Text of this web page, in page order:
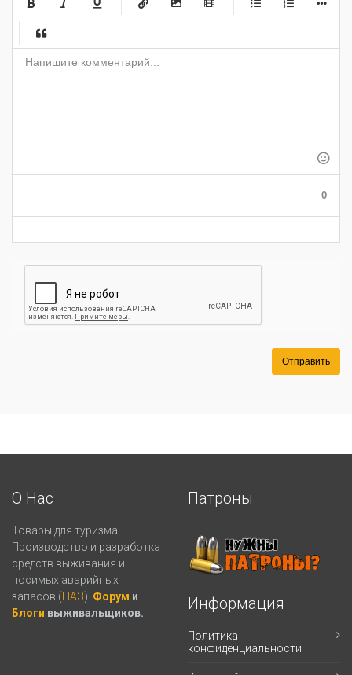
-
-
-
-
-
0
Отправить
О Нас
Товары для туризма.
Производство и разработка
средств выживания и
носимых аварийных
запасов (НАЗ). Форум и
Блоги выживальщиков.
Патроны
Информация
Политика
конфиденциальности